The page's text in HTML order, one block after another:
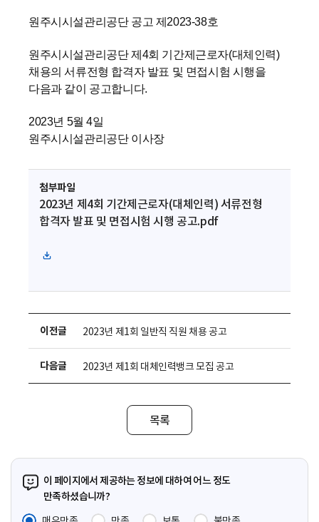
원주시시설관리공단 공고 제2023-38호
원주시시설관리공단 제4회 기간제근로자(대체인력)
채용의 서류전형 합격자 발표 및 면접시험 시행을
다음과 같이 공고합니다.
2023년 5월 4일
원주시시설관리공단 이사장
첨부파일
2023년 제4회 기간제근로자(대체인력) 서류전형
합격자 발표 및 면접시험 시행 공고.pdf
파
다
로
이전글 2023년 제1회 일반직 직원 채용 공고
다음글 2023년 제1회 대체인력뱅크 모집 공고
목록
이 페이지에서 제공하는 정보에 대하여 어느 정도
만족하셨습니까?